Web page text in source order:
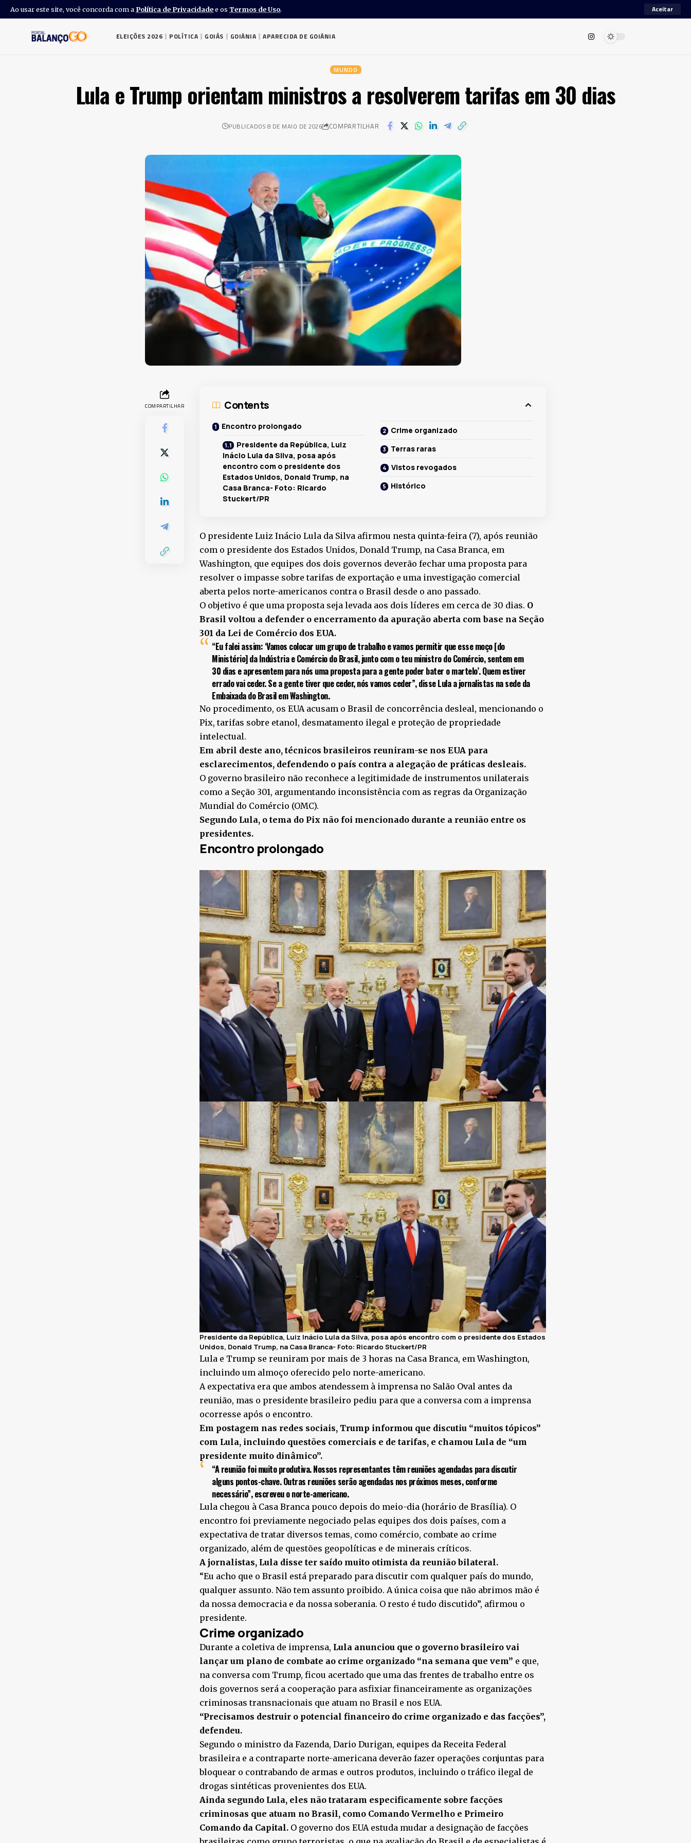
Ao usar este site, você concorda com a Política de Privacidadee os Termos de Uso. Aceitar
ELEIÇÕES 2026 POLÍTICA GOIÁS GOIÂNIA APARECIDA DE GOIÂNIA
MUNDO
Lula e Trump orientam ministros a resolverem tarifas em 30 dias
PUBLICADOS 8 DE MAIO DE 2026 COMPARTILHAR
COMPARTILHAR Contents
Encontro prolongado
Presidente da República, Luiz
Inácio Lula da Silva, posa após
encontro com o presidente dos
Estados Unidos, Donald Trump, na
Casa Branca- Foto: Ricardo
Stuckert/PR
Crime organizado
Terras raras
Vistos revogados
Histórico
O presidente Luiz Inácio Lula da Silva afirmou nesta quinta-feira (7), após reunião
com o presidente dos Estados Unidos, Donald Trump, na Casa Branca, em
Washington, que equipes dos dois governos deverão fechar uma proposta para
resolver o impasse sobre tarifas de exportação e uma investigação comercial
aberta pelos norte-americanos contra o Brasil desde o ano passado.
O objetivo é que uma proposta seja levada aos dois líderes em cerca de 30 dias. O
Brasil voltou a defender o encerramento da apuração aberta com base na Seção
301 da Lei de Comércio dos EUA.
“Eu falei assim: ‘Vamos colocar um grupo de trabalho e vamos permitir que esse moço [do
Ministério] da Indústria e Comércio do Brasil, junto com o teu ministro do Comércio, sentem em
30 dias e apresentem para nós uma proposta para a gente poder bater o martelo’. Quem estiver
errado vai ceder. Se a gente tiver que ceder, nós vamos ceder”, disse Lula a jornalistas na sede da
Embaixada do Brasil em Washington.
No procedimento, os EUA acusam o Brasil de concorrência desleal, mencionando o
Pix, tarifas sobre etanol, desmatamento ilegal e proteção de propriedade
intelectual.
Em abril deste ano, técnicos brasileiros reuniram-se nos EUA para
esclarecimentos, defendendo o país contra a alegação de práticas desleais.
O governo brasileiro não reconhece a legitimidade de instrumentos unilaterais
como a Seção 301, argumentando inconsistência com as regras da Organização
Mundial do Comércio (OMC).
Segundo Lula, o tema do Pix não foi mencionado durante a reunião entre os
presidentes.
Encontro prolongado
Presidente da República, Luiz Inácio Lula da Silva, posa após encontro com o presidente dos Estados
Unidos, Donald Trump, na Casa Branca- Foto: Ricardo Stuckert/PR
Lula e Trump se reuniram por mais de 3 horas na Casa Branca, em Washington,
incluindo um almoço oferecido pelo norte-americano.
A expectativa era que ambos atendessem à imprensa no Salão Oval antes da
reunião, mas o presidente brasileiro pediu para que a conversa com a imprensa
ocorresse após o encontro.
Em postagem nas redes sociais, Trump informou que discutiu “muitos tópicos”
com Lula, incluindo questões comerciais e de tarifas, e chamou Lula de “um
presidente muito dinâmico”.
“A reunião foi muito produtiva. Nossos representantes têm reuniões agendadas para discutir
alguns pontos-chave. Outras reuniões serão agendadas nos próximos meses, conforme
necessário”, escreveu o norte-americano.
Lula chegou à Casa Branca pouco depois do meio-dia (horário de Brasília). O
encontro foi previamente negociado pelas equipes dos dois países, com a
expectativa de tratar diversos temas, como comércio, combate ao crime
organizado, além de questões geopolíticas e de minerais críticos.
A jornalistas, Lula disse ter saído muito otimista da reunião bilateral.
“Eu acho que o Brasil está preparado para discutir com qualquer país do mundo,
qualquer assunto. Não tem assunto proibido. A única coisa que não abrimos mão é
da nossa democracia e da nossa soberania. O resto é tudo discutido”, afirmou o
presidente.
Crime organizado
Durante a coletiva de imprensa, Lula anunciou que o governo brasileiro vai
lançar um plano de combate ao crime organizado “na semana que vem” e que,
na conversa com Trump, ficou acertado que uma das frentes de trabalho entre os
dois governos será a cooperação para asfixiar financeiramente as organizações
criminosas transnacionais que atuam no Brasil e nos EUA.
“Precisamos destruir o potencial financeiro do crime organizado e das facções”,
defendeu.
Segundo o ministro da Fazenda, Dario Durigan, equipes da Receita Federal
brasileira e a contraparte norte-americana deverão fazer operações conjuntas para
bloquear o contrabando de armas e outros produtos, incluindo o tráfico ilegal de
drogas sintéticas provenientes dos EUA.
Ainda segundo Lula, eles não trataram especificamente sobre facções
criminosas que atuam no Brasil, como Comando Vermelho e Primeiro
Comando da Capital. O governo dos EUA estuda mudar a designação de facções